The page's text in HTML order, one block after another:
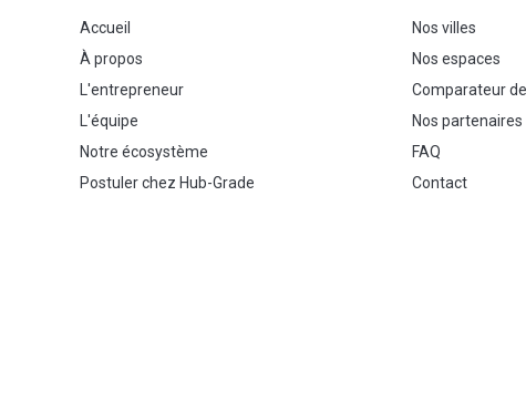
Accueil
À propos
L'entrepreneur
L'équipe
Notre écosystème
Postuler chez Hub-Grade
Nos villes
Nos espaces
Comparateur
Nos partenaires
FAQ
Contact